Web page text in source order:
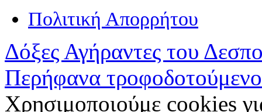
Πολιτική Απορρήτου
Δόξες Αγήραντες του
Περήφανα
Χρησιμοποιούμε cookies